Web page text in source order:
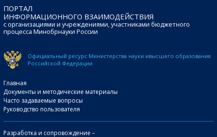
ПОРТАЛ
ИНФОРМАЦИОННОГО ВЗАИМОДЕЙСТВИЯ
с организациями и учреждениями, участниками бюджетного
процесса Минобрнауки России
Официальный ресурс Министерства науки ивысшего образования
Российской Федерации
Главная
Документы и методические материалы
Часто задаваемые вопросы
Руководство пользователя
Разработка и сопровождение –